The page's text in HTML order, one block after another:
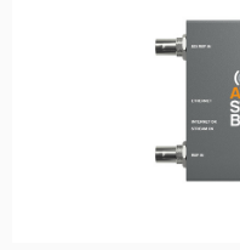
South Africa